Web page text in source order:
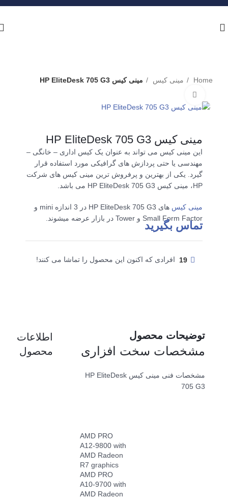
Home مینی کیس مینی کیس HP EliteDesk 705 G3
مینی کیس HP EliteDesk 705 G3
این مینی کیس می تواند به عنوان یک کیس اداری – خانگی –
مهندسی یا حتی پردازش های گرافیکی مورد استفاده قرار
گیرد. یکی از بهترین و پرفروش ترین مینی کیس های شرکت
HP، مینی کیس HP EliteDesk 705 G3 می باشد.
مینی کیس
های HP EliteDesk 705 G3 در 3 اندازه mini و
Small Form Factor و Tower در بازار عرضه میشوند.
تماس بگیرید
19 افرادی که اکنون این محصول را تماشا می کنند!
توضیحات محصول
مشخصات سخت افزاری
مشخصات فنی مینی کیس HP EliteDesk
705 G3
AMD PRO
A12-9800 with
AMD Radeon
R7 graphics
AMD PRO
A10-9700 with
AMD Radeon
اطلاعات
محصول